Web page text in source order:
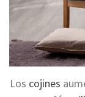
Los cojines